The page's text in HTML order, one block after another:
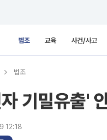
법조 교육 사건/사고
법조
기밀유출'
12:18